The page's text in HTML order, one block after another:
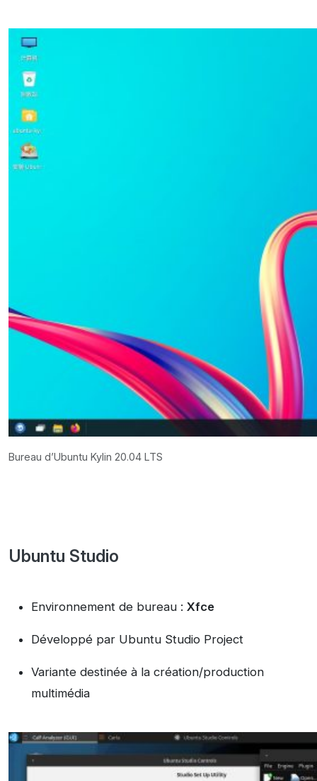
Bureau d’Ubuntu Kylin 20.04 LTS
Ubuntu Studio
Environnement de bureau : Xfce
Développé par Ubuntu Studio Project
Variante destinée à la création/production
multimédia